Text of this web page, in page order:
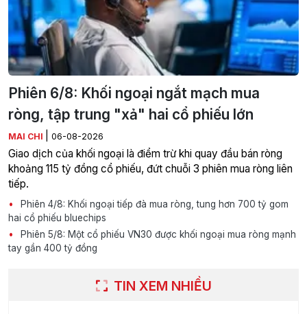
Phiên 6/8: Khối ngoại ngắt mạch mua
ròng, tập trung "xả" hai cổ phiếu lớn
MAI CHI 06-08-2026
Giao dịch của khối ngoại là điểm trừ khi quay đầu bán ròng
khoảng 115 tỷ đồng cổ phiếu, đứt chuỗi 3 phiên mua ròng liên
tiếp.
Phiên 4/8: Khối ngoại tiếp đà mua ròng, tung hơn 700 tỷ gom
hai cổ phiếu bluechips
Phiên 5/8: Một cổ phiếu VN30 được khối ngoại mua ròng mạnh
tay gần 400 tỷ đồng
TIN XEM NHIỀU